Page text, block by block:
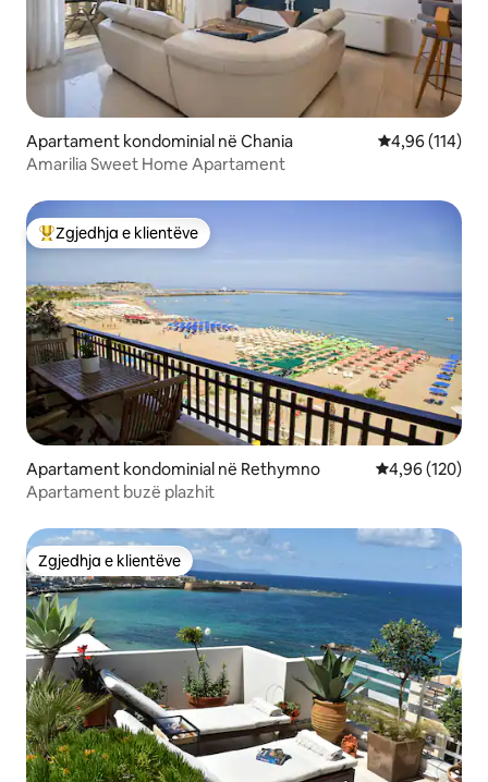
Apartament kondominial në Chania Vlerësimi
4,96 (114)
Amarilia Sweet Home Apartament
Më të mirat e zgjedhjeve të klientëve
Zgjedhja e klientëve
Apartament kondominial në Rethymno Vlerësimi
4,96 (120)
Apartament buzë plazhit
Zgjedhja e klientëve
Zgjedhja e klientëve